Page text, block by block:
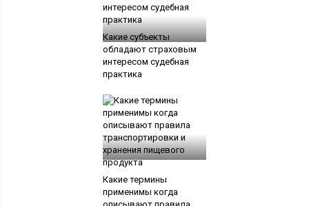
Какие субъекты
обладают страховым
интересом судебная
практика
Какие термины
применимы когда